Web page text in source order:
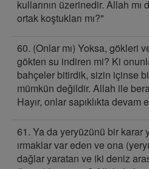
kullarının üzerinedir. Allah mı
ortak koştukları mı?"
60. (Onlar mı) Yoksa, gökleri
gökten su indiren mi? Ki
bahçeler bitirdik, sizin içinse
mümkün değildir. Allah ile
Hayır, onlar sapıklıkta devam
61. Ya da yeryüzünü bir karar
ırmaklar var eden ve ona
dağlar yaratan ve iki deniz